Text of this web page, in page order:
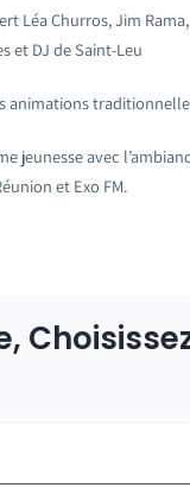
Léa Churros, Jim Rama,
et DJ de Saint-Leu
animations
jeunesse avec
et Exo FM.